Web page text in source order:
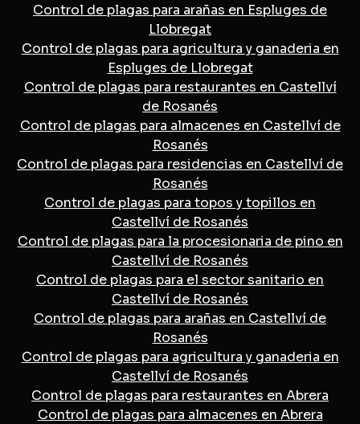
Control de plagas para arañas en Espluges de
Llobregat
Control de plagas para agricultura y ganaderia en
Espluges de Llobregat
Control de plagas para restaurantes en Castellví
de Rosanés
Control de plagas para almacenes en Castellví de
Rosanés
Control de plagas para residencias en Castellví de
Rosanés
Control de plagas para topos y topillos en
Castellví de Rosanés
Control de plagas para la procesionaria de pino en
Castellví de Rosanés
Control de plagas para el sector sanitario en
Castellví de Rosanés
Control de plagas para arañas en Castellví de
Rosanés
Control de plagas para agricultura y ganaderia en
Castellví de Rosanés
Control de plagas para restaurantes en Abrera
Control de plagas para almacenes en Abrera